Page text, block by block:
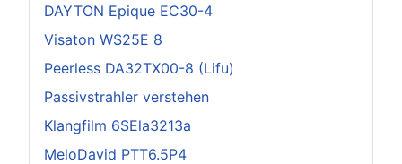
DAYTON Epique EC30-4
Visaton WS25E 8
Peerless DA32TX00-8 (Lifu)
Passivstrahler verstehen
Klangfilm 6SEla3213a
MeloDavid PTT6.5P4